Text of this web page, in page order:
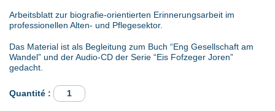
Arbeitsblatt zur biografie-orientierten Erinnerungsarbeit im
professionellen Alten- und Pflegesektor.
Das Material ist als Begleitung zum Buch “Eng Gesellschaft am
Wandel” und der Audio-CD der Serie “Eis Fofzeger Joren”
gedacht.
quantité
de